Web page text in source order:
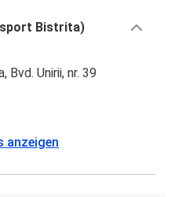
Bistrita)
Unirii, nr. 39
anzeigen